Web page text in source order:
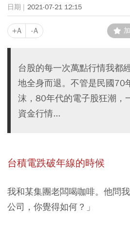
2021-07-21 12:15
+A -A
台股的每一次萬點行情我都
地全身而退。不管是民國70
沫，80年代的電子股狂潮，
資金行情...
台積電跌破年線的時候
我和某集團老闆喝咖啡。他問
公司，你覺得如何？」